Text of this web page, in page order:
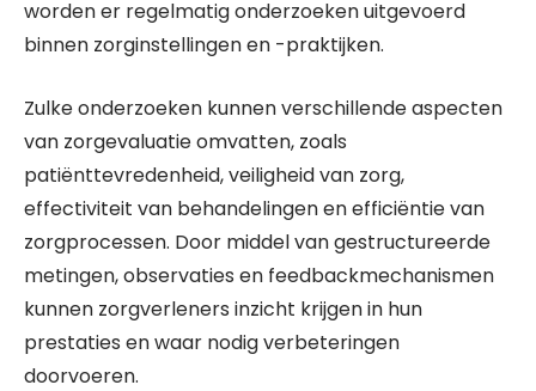
worden er regelmatig onderzoeken uitgevoerd
binnen zorginstellingen en -praktijken.
Zulke onderzoeken kunnen verschillende aspecten
van zorgevaluatie omvatten, zoals
patiënttevredenheid, veiligheid van zorg,
effectiviteit van behandelingen en efficiëntie van
zorgprocessen. Door middel van gestructureerde
metingen, observaties en feedbackmechanismen
kunnen zorgverleners inzicht krijgen in hun
prestaties en waar nodig verbeteringen
doorvoeren.